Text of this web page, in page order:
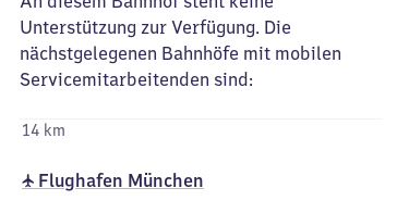
Unterstützung zur Verfügung. Die
nächstgelegenen Bahnhöfe mit mobilen
Servicemitarbeitenden sind:
14 km
✈ Flughafen München